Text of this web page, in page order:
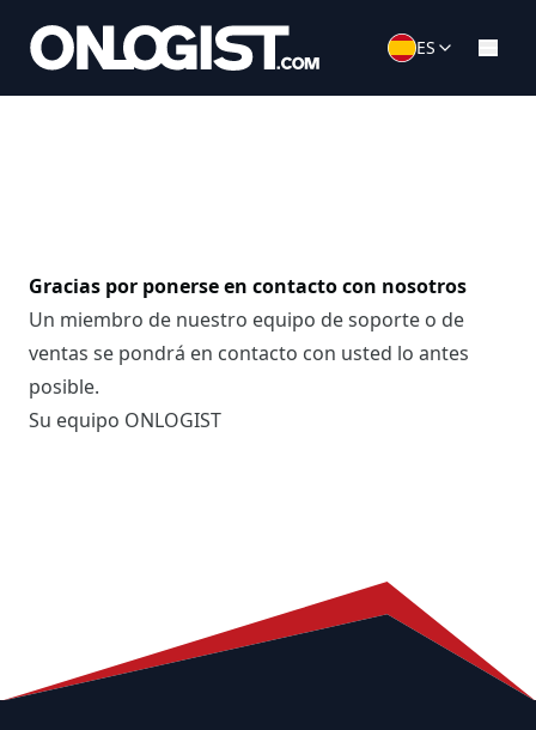
ES
Gracias por ponerse en contacto con nosotros
Un miembro de nuestro equipo de soporte o de
ventas se pondrá en contacto con usted lo antes
posible.
Su equipo ONLOGIST